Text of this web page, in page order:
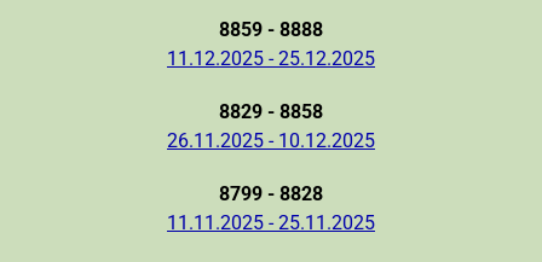
8859 - 8888
11.12.2025 - 25.12.2025
8829 - 8858
26.11.2025 - 10.12.2025
8799 - 8828
11.11.2025 - 25.11.2025